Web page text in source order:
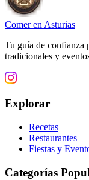
Comer en Asturias
Tu guía de confianza
tradicionales y
Explorar
Recetas
Restaurantes
Fiestas y
Categorías